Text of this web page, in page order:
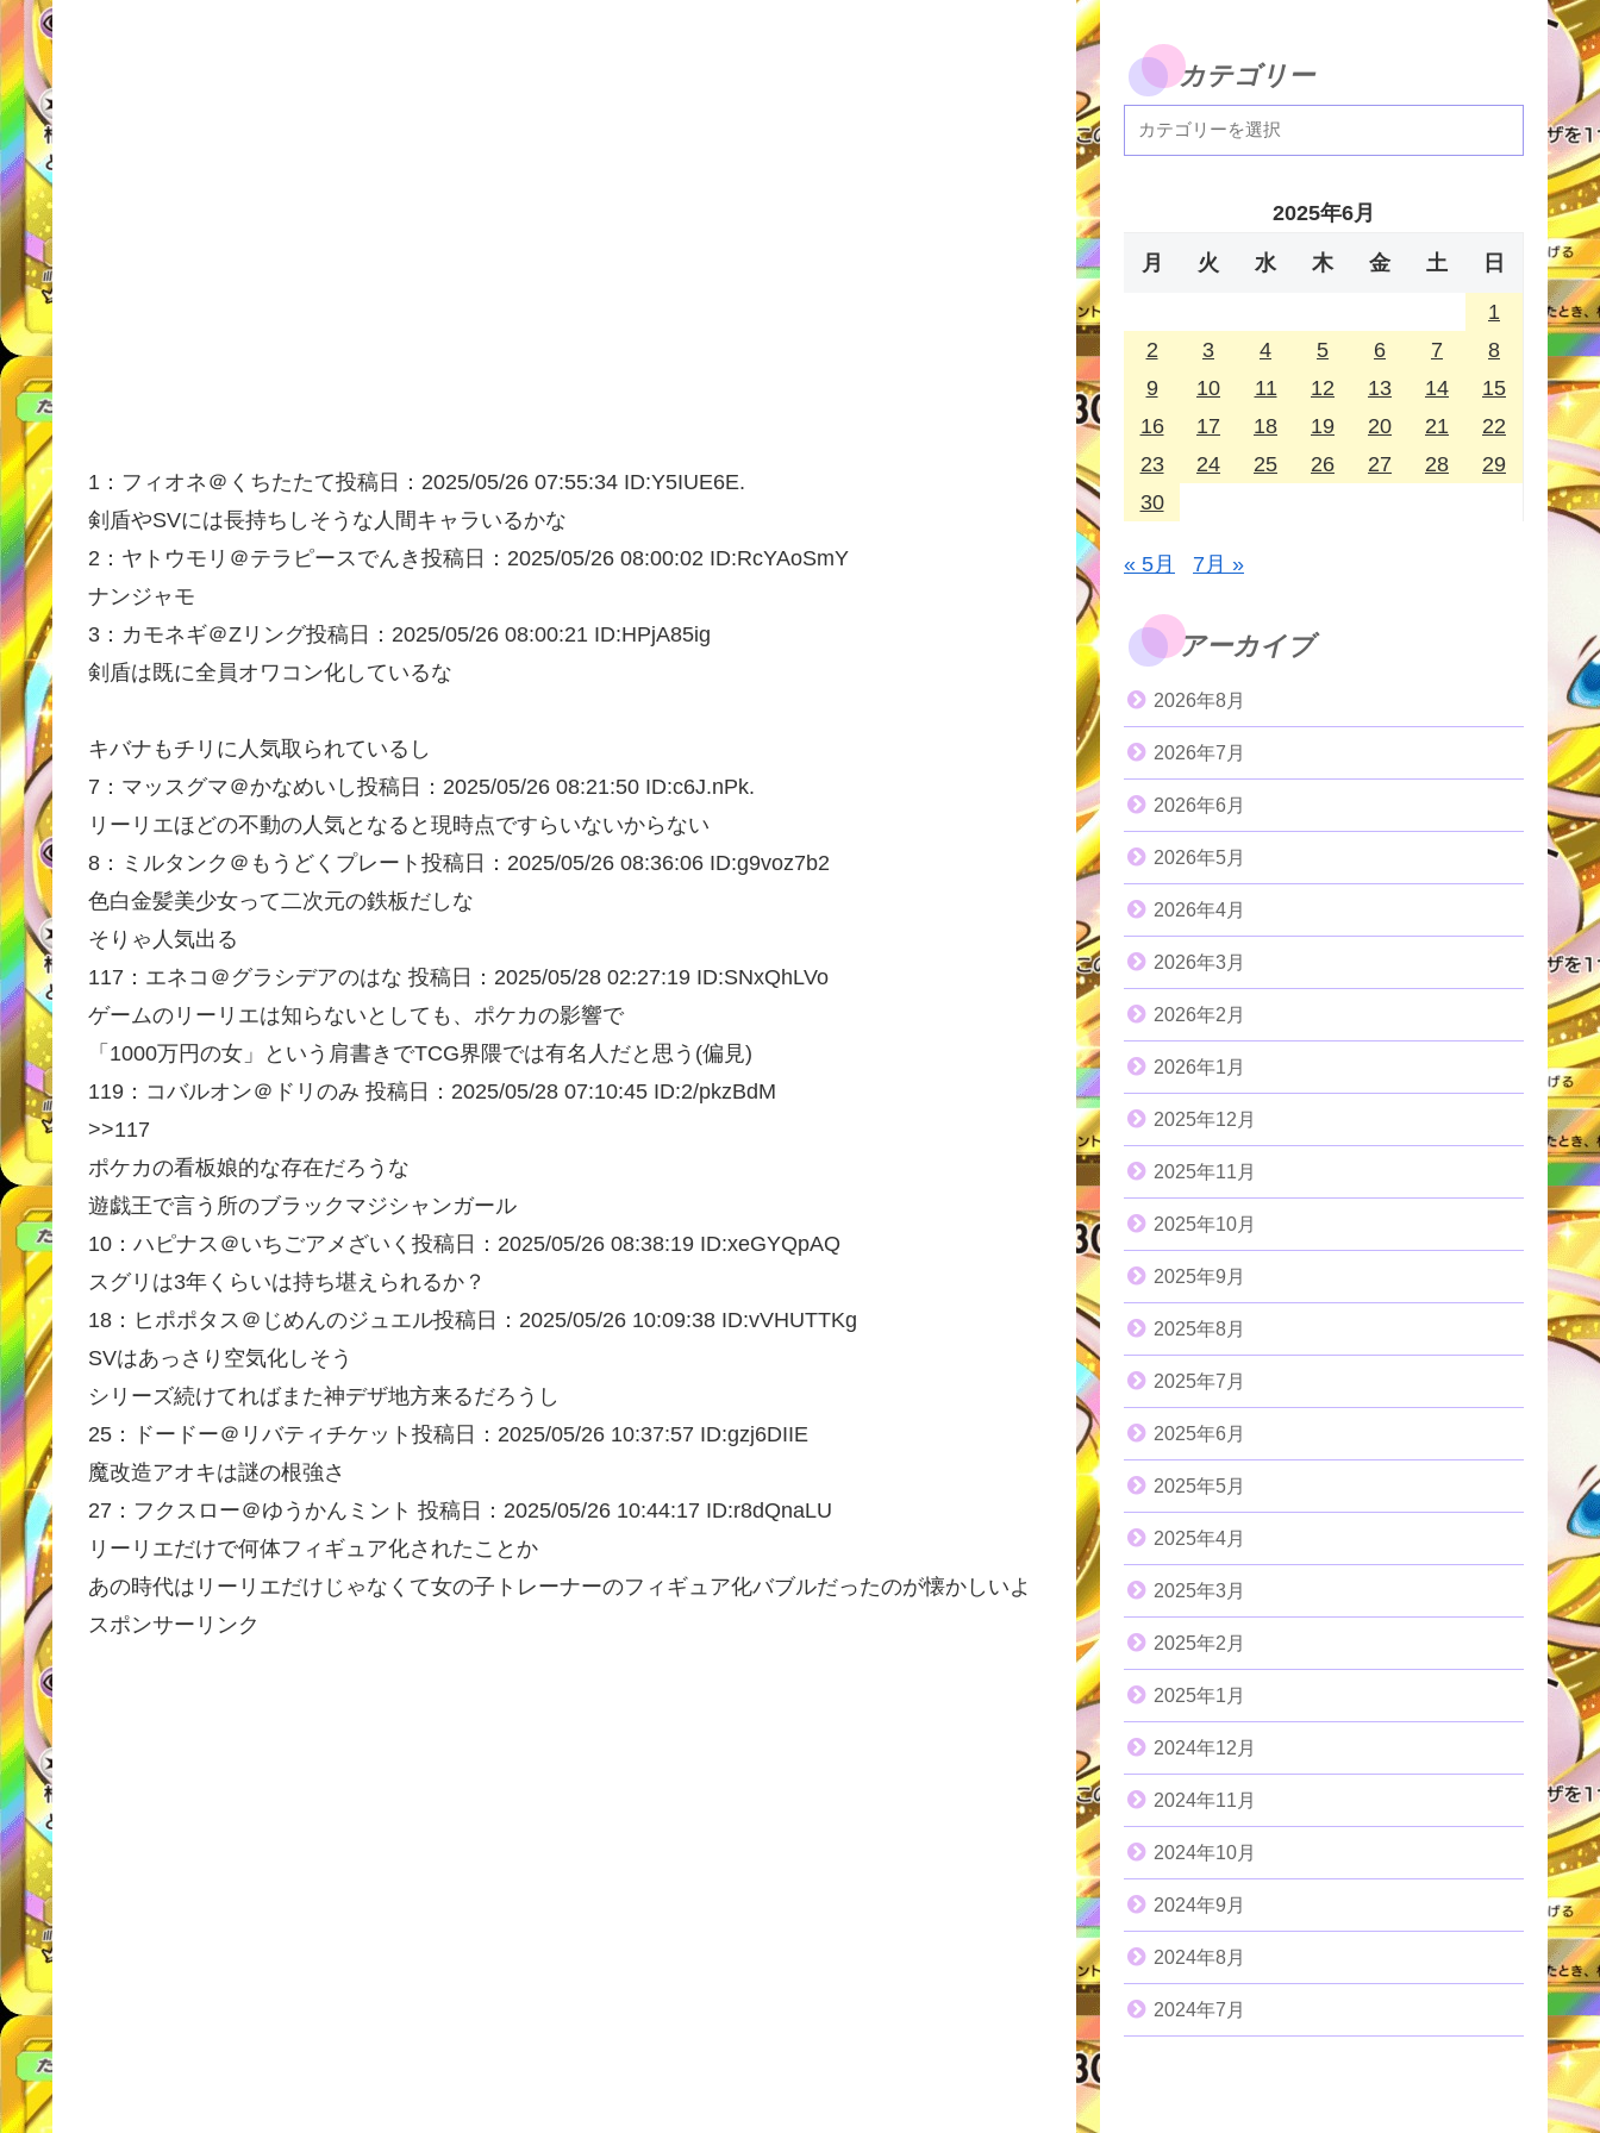
1： フィオネ＠くちたたて投稿日：2025/05/26 07:55:34 ID:Y5IUE6E.
剣盾やSVには長持ちしそうな人間キャラいるかな
2： ヤトウモリ＠テラピースでんき 投稿日：2025/05/26 08:00:02 ID:RcYAoSmY
ナンジャモ
3： カモネギ＠Zリング投稿日：2025/05/26 08:00:21 ID:HPjA85ig
剣盾は既に全員オワコン化しているな
キバナもチリに人気取られているし
7： マッスグマ＠かなめいし投稿日：2025/05/26 08:21:50 ID:c6J.nPk.
リーリエほどの不動の人気となると現時点ですらいないからない
8： ミルタンク＠もうどくプレート 投稿日：2025/05/26 08:36:06 ID:g9voz7b2
色白金髪美少女って二次元の鉄板だしな
そりゃ人気出る
117： エネコ＠グラシデアのはな 投稿日：2025/05/28 02:27:19 ID:SNxQhLVo
ゲームのリーリエは知らないとしても、ポケカの影響で
「1000万円の女」という肩書きでTCG界隈では有名人だと思う(偏見)
119： コバルオン＠ドリのみ 投稿日：2025/05/28 07:10:45 ID:2/pkzBdM
>>117
ポケカの看板娘的な存在だろうな
遊戯王で言う所のブラックマジシャンガール
10： ハピナス＠いちごアメざいく 投稿日：2025/05/26 08:38:19 ID:xeGYQpAQ
スグリは3年くらいは持ち堪えられるか？
18： ヒポポタス＠じめんのジュエル投稿日：2025/05/26 10:09:38 ID:vVHUTTKg
SVはあっさり空気化しそう
シリーズ続けてればまた神デザ地方来るだろうし
25：
ドードー＠リバティチケット 投稿日：2025/05/26 10:37:57 ID:gzj6DIIE
魔改造アオキは謎の根強さ
27： フクスロー＠ゆうかんミント 投稿日：2025/05/26 10:44:17 ID:r8dQnaLU
リーリエだけで何体フィギュア化されたことか
あの時代はリーリエだけじゃなくて女の子トレーナーのフィギュア化バブルだったのが懐かしいよ
スポンサーリンク
カテゴリー
2025年6月
月 火 水 木 金 土 日
1
2
3 4 5 6 7
8
9
10 11 12 13 14
15
16
17 18 19 20 21
22
23
24 25 26 27 28
29
30
« 5月 7月 »
アーカイブ
2026年8月
2026年7月
2026年6月
2026年5月
2026年4月
2026年3月
2026年2月
2026年1月
2025年12月
2025年11月
2025年10月
2025年9月
2025年8月
2025年7月
2025年6月
2025年5月
2025年4月
2025年3月
2025年2月
2025年1月
2024年12月
2024年11月
2024年10月
2024年9月
2024年8月
2024年7月